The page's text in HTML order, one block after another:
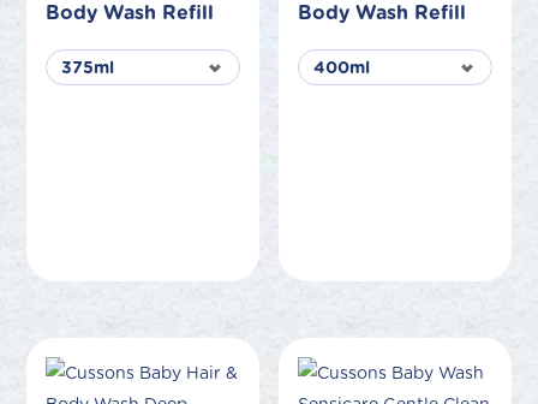
Body Wash Refill
Body Wash Refill